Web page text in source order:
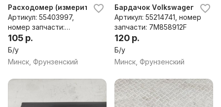
Расходомер (измеритель потока воздуха) Volkswagen
Артикул: 55403997,
номер запчасти:
038906461C, 0281002757
105 р.
Б/у
Минск, Фрунзенский
Бардачок Volkswagen
Артикул: 55214741, номер
запчасти: 7M858912F
120 р.
Б/у
Минск, Фрунзенский